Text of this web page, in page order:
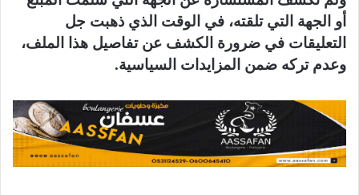
أو الجهة التي تلقته، في الوقت الذي ذهبت جل
التعليقات في ضرورة الكشف عن تفاصيل هذا الملف،
وعدم تركه ضمن المزايدات السياسية.